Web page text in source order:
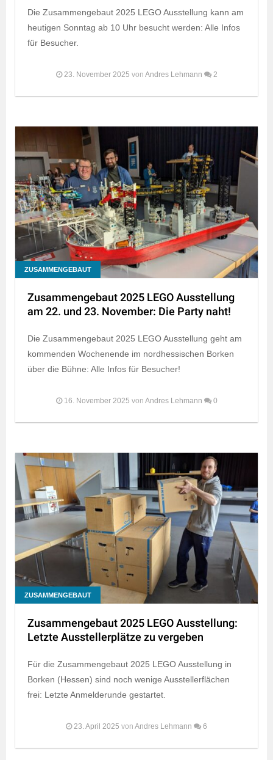
Die Zusammengebaut 2025 LEGO Ausstellung kann am
heutigen Sonntag ab 10 Uhr besucht werden: Alle Infos
für Besucher.
23. November 2025 von Andres Lehmann 2
ZUSAMMENGEBAUT
Zusammengebaut 2025 LEGO Ausstellung
am 22. und 23. November: Die Party naht!
Die Zusammengebaut 2025 LEGO Ausstellung geht am
kommenden Wochenende im nordhessischen Borken
über die Bühne: Alle Infos für Besucher!
16. November 2025 von Andres Lehmann 0
ZUSAMMENGEBAUT
Zusammengebaut 2025 LEGO Ausstellung:
Letzte Ausstellerplätze zu vergeben
Für die Zusammengebaut 2025 LEGO Ausstellung in
Borken (Hessen) sind noch wenige Ausstellerflächen
frei: Letzte Anmelderunde gestartet.
23. April 2025 von Andres Lehmann 6